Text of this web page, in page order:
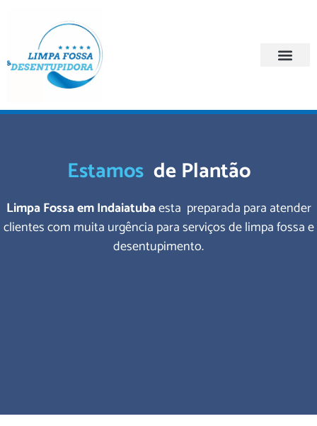
Estamos de Plantão
Limpa Fossa em Indaiatubaesta preparada para atender
clientes com muita urgência para serviços de limpa fossa e
desentupimento.